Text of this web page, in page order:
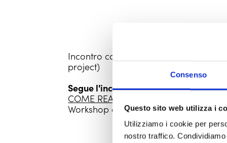
Consenso
Questo sito web utilizza i
Utilizziamo i cookie per
nostro traffico.
Incontro con
project)
Segue l'incontro al Modernissimo,
COME REALIZZARE UN PROGETTO
Workshop condotto da Pablo Ernesto